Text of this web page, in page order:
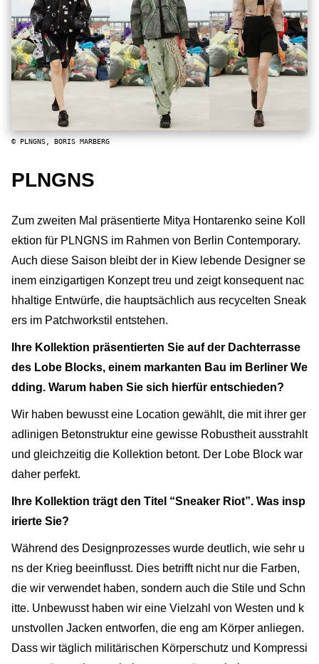
© PLNGNS, BORIS MARBERG
PLNGNS
Zum zweiten Mal präsentierte Mitya Hontarenko seine Koll
ektion für PLNGNS im Rahmen von Berlin Contemporary.
Auch diese Saison bleibt der in Kiew lebende Designer se
inem einzigartigen Konzept treu und zeigt konsequent nac
hhaltige Entwürfe, die hauptsächlich aus recycelten Sneak
ers im Patchworkstil entstehen.
Ihre Kollektion präsentierten Sie auf der Dachterrasse
des Lobe Blocks, einem markanten Bau im Berliner We
dding. Warum haben Sie sich hierfür entschieden?
Wir haben bewusst eine Location gewählt, die mit ihrer ger
adlinigen Betonstruktur eine gewisse Robustheit ausstrahlt
und gleichzeitig die Kollektion betont. Der Lobe Block war
daher perfekt.
Ihre Kollektion trägt den Titel “Sneaker Riot”. Was insp
irierte Sie?
Während des Designprozesses wurde deutlich, wie sehr u
ns der Krieg beeinflusst. Dies betrifft nicht nur die Farben,
die wir verwendet haben, sondern auch die Stile und Schn
itte. Unbewusst haben wir eine Vielzahl von Westen und k
unstvollen Jacken entworfen, die eng am Körper anliegen.
Dass wir täglich militärischen Körperschutz und Kompressi